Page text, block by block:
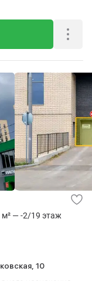
— -2/19 этаж
10